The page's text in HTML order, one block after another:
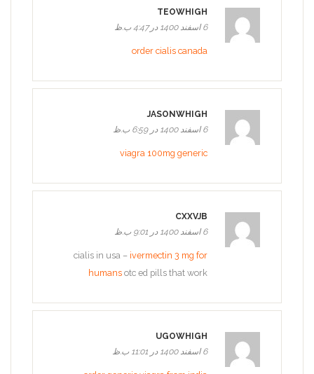
TEOWHIGH
6 اسفند 1400 در 4:47 ب.ظ
order cialis canada
JASONWHIGH
6 اسفند 1400 در 6:59 ب.ظ
viagra 100mg generic
CXXVJB
6 اسفند 1400 در 9:01 ب.ظ
cialis in usa – ivermectin 3 mg for
humans otc ed pills that work
UGOWHIGH
6 اسفند 1400 در 11:01 ب.ظ